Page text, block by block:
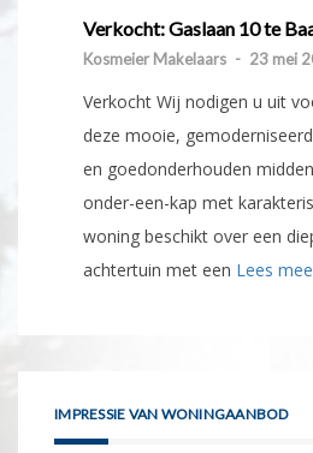
Verkocht: Gaslaan 10 te
Kosmeier Makelaars - 23 mei
Verkocht Wij nodigen u uit
deze mooie,
en goedonderhouden
onder-een-kap met
woning beschikt over een
achtertuin met een Lees
IMPRESSIE VAN WONINGAANBOD